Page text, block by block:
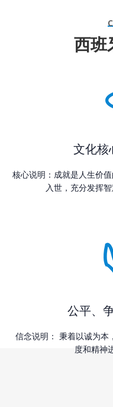
西班
文化核
核心说明：成就是人生价
入世，充分发挥
公平、
信念说明： 秉着以诚为本
度和精神